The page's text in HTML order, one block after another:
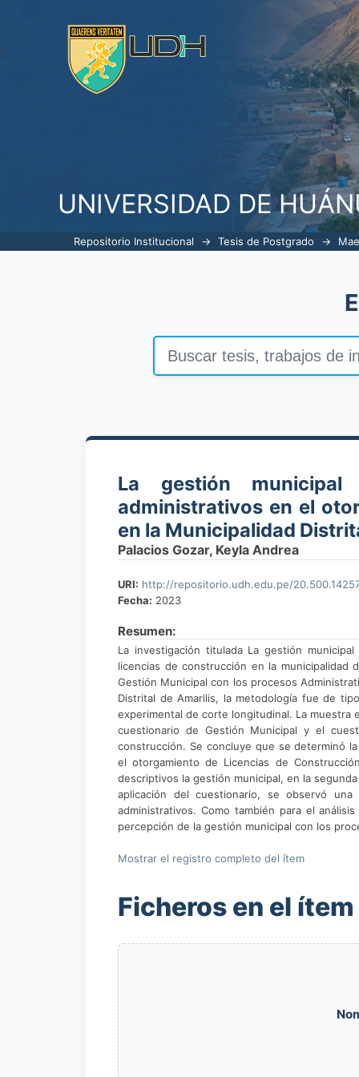
UNIVERSIDAD DE
La gestión municipal y su
construcción en la
Repositorio Institucional → Tesis de Postgrado →
La gestión
administrativos en el
en la Municipalidad
Palacios Gozar, Keyla Andrea
URI: http://repositorio.udh.edu.pe/
Fecha: 2023
Resumen:
La investigación titulada La gestión
licencias de construcción en la
Gestión Municipal con los procesos
Distrital de Amarilis, la metodología fue de
experimental de corte longitudinal. La
cuestionario de Gestión Municipal y el
construcción. Se concluye que se determinó
el otorgamiento de Licencias de
descriptivos la gestión municipal, en la
aplicación del cuestionario, se observó
administrativos. Como también para el
percepción de la gestión municipal con los
Mostrar el registro completo del ítem
Ficheros en el ítem